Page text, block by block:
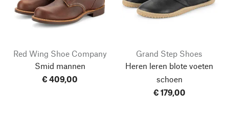
Red Wing Shoe Company
Smid mannen
€ 409,00
Grand Step Shoes
Heren leren blote voeten
schoen
€ 179,00